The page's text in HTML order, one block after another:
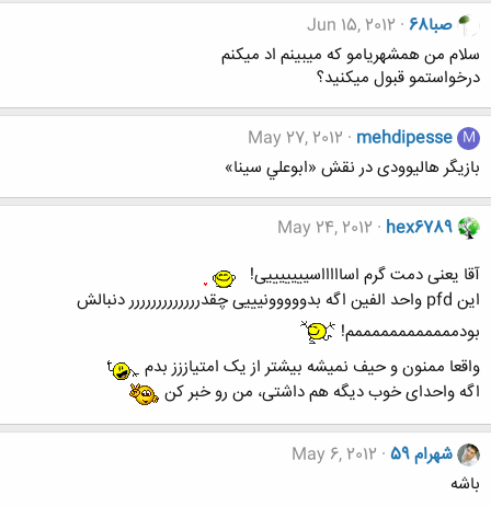
صبا68
Jun 15, 2012
سلام من همشهریامو که میبینم اد میکنم
درخواستمو قبول میکنید؟
M
mehdipesse
May 27, 2012
بازیگر هالیوودی در نقش «ابوعلي سينا»
hex6789
May 24, 2012
آقا یعنی دمت گرم اساااااسیییییییی!
این pfd واحد الفین اگه بدووووونیییی چقدررررررررررررر دنبالش
بودممممممممممممم!
واقعا ممنون و حیف نمیشه بیشتر از یک امتیاززز بدم
اگه واحدای خوب دیگه هم داشتی، من رو خبر کن
شهرام 59
May 6, 2012
باشه